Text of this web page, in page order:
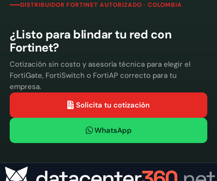
DISTRIBUIDOR FORTINET AUTORIZADO · COLOMBIA
¿Listo para blindar tu red con
Fortinet?
Cotización sin costo y asesoría técnica para elegir el
FortiGate, FortiSwitch o FortiAP correcto para tu
empresa.
Solicita tu cotización
WhatsApp